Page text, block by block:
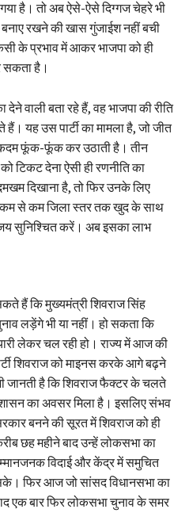
है। तो अब ऐसे-ऐसे दिग्गज चेहरे भी
बनाए रखने की खास गुंजाईश नहीं बची
के प्रभाव में आकर भाजपा को ही
सकता है।
देने वाली बता रहे हैं, वह भाजपा की रीति
यह उस पार्टी का मामला है, जो जीत
कदम फूंक-फूंक कर उठाती है। तीन
टिकट देना ऐसी ही रणनीति का
दिखाना है, तो फिर उनके लिए
कम से कम जिला स्तर तक खुद के साथ
सुनिश्चित करें। अब इसका लाभ
हैं कि मुख्यमंत्री शिवराज सिंह
लड़ेंगे भी या नहीं। हो सकता कि
लेकर चल रही हो। राज्य में आज की
शिवराज को माइनस करके आगे बढ़ने
जानती है कि शिवराज फैक्टर के चलते
का अवसर मिला है। इसलिए संभव
बनने की सूरत में शिवराज को ही
छह महीने बाद उन्हें लोकसभा का
विदाई और केंद्र में समुचित
फिर आज जो सांसद विधानसभा का
एक बार फिर लोकसभा चुनाव के समर